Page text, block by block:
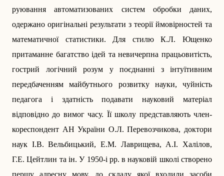
руювання автоматизованих сис­тем обробки даних,
одержано оригінальні результати з теорії ймовірностей та
математичної статистики. Для стилю К.Л. Ющенко
притаманне багатство ідей та невичерпна працьовитість,
гострий логічний розум у поєднанні з інтуїтивним
передбаченням майбутнього розвитку науки, чуйність
педагога і здатність подавати науковий матеріал
відповідно до вимог часу. Її школу представляють член-
кореспондент АН України О.Л. Перевозчикова, доктори
наук І.В. Вельбицький, Е.М. Лаврищева, А.І. Халілов,
Г.Е. Цейтлин та ін. У 1950-і рр. в науковій школі створено
першу адресну мову, до складу якої входили засоби